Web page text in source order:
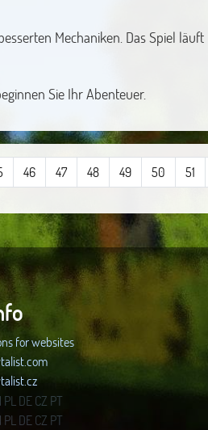
Mechaniken. Das Spiel läuft
Sie Ihr Abenteuer.
46 47 48 49 50 51
for websites
PL DECZ PT
PL DECZ PT